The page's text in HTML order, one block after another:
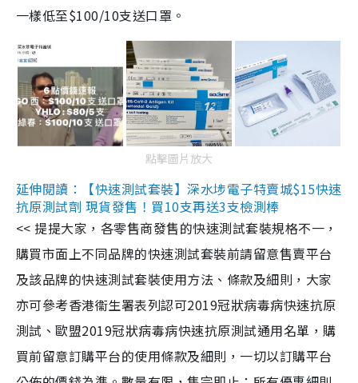
一樣低至$100/10支送口罩。
點擊圖片放大
延伸閱讀：【快速測試套裝】深水埗電子特賣城$15快速
抗原測試劑 現貨發售！買10支再送3支檢測棒
<< 提提大家，各零售商發售的快速測試套裝規格不一，
購買市面上不同品牌的快速測試套裝前請留意售賣平台
及該品牌的快速測試套裝使用方法、條款及細則，大家
亦可參考香港衞生署表列認可2019冠狀病毒病快速抗原
測試、歐盟2019冠狀病毒病快速抗原測試通用名單，購
買前留意訂購平台的使用條款及細則，一切以訂購平台